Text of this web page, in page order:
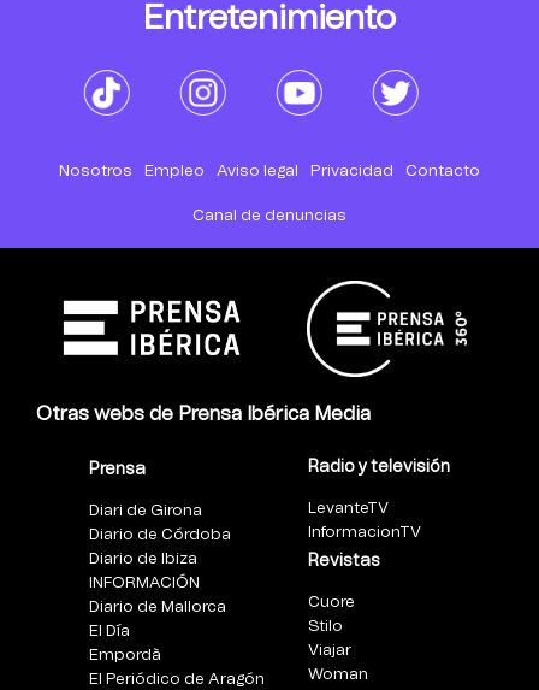
Entretenimiento
Nosotros Empleo Aviso legal Privacidad Contacto
Canal de denuncias
Otras webs de Prensa Ibérica Media
Prensa
Diari de Girona
Diario de Córdoba
Diario de Ibiza
INFORMACIÓN
Diario de Mallorca
El Día
Empordà
El Periódico de Aragón
Radio y televisión
LevanteTV
InformacionTV
Revistas
Cuore
Stilo
Viajar
Woman